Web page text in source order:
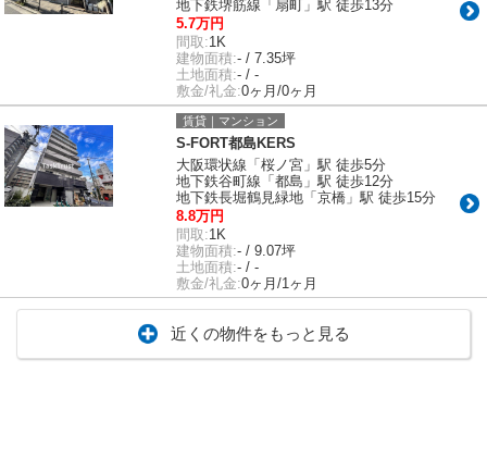
地下鉄堺筋線「扇町」駅 徒歩13分
5.7万円
間取:1K
建物面積:- / 7.35坪
土地面積:- / -
敷金/礼金:0ヶ月/0ヶ月
賃貸｜マンション
S-FORT都島KERS
大阪環状線「桜ノ宮」駅 徒歩5分
地下鉄谷町線「都島」駅 徒歩12分
地下鉄長堀鶴見緑地「京橋」駅 徒歩15分
8.8万円
間取:1K
建物面積:- / 9.07坪
土地面積:- / -
敷金/礼金:0ヶ月/1ヶ月
近くの物件をもっと見る